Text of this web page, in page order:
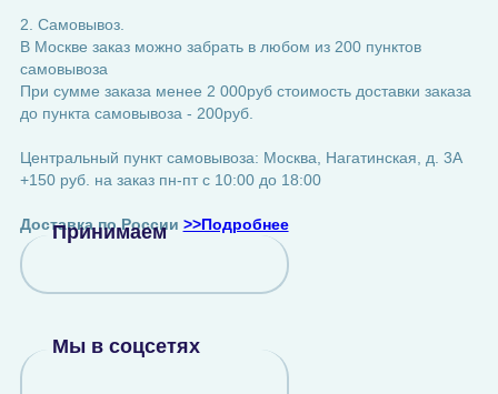
2. Самовывоз.
В Москве заказ можно забрать в любом из 200 пунктов
самовывоза
При сумме заказа менее 2 000руб стоимость доставки заказа
до пункта самовывоза - 200руб.
Центральный пункт самовывоза: Москва, Нагатинская, д. 3А
+150 руб. на заказ пн-пт с 10:00 до 18:00
Доставка по России >>Подробнее
Принимаем
Мы в соцсетях